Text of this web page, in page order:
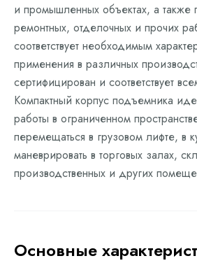
и промышленных объектах, а также
ремонтных, отделочных и прочих
соответствует необходимым
применения в различных
сертифицирован и соответствует
Компактный корпус подъемника
работы в ограниченном
перемещаться в грузовом лифте, в
маневрировать в торговых залах,
производственных и других
Основные